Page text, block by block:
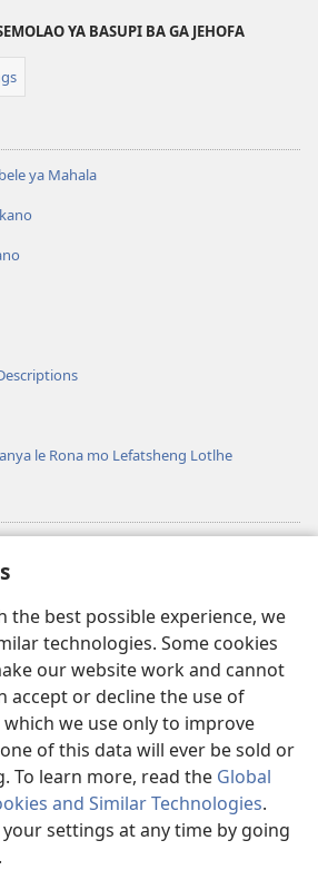
the best possible experience, we
technologies. Some cookies
our website work and cannot
accept or decline the use of
we use only to improve
of this data will ever be sold or
To learn more, read the Global
and Similar Technologies.
settings at any time by going
.
ileketeroniki
YA BASUPI BA GA JEHOFA
ya Mahala
le Rona mo Lefatsheng Lotlhe
INTERNET
Bible and Tract Society of Pennsylvania.